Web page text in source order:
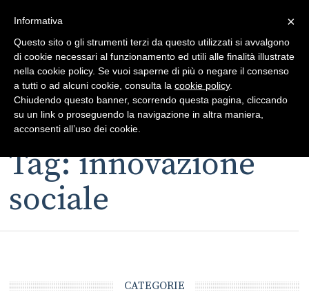
Toggle
Toggle
navigation
Tag: innovazione
sociale
CATEGORIE
×
Informativa
Questo sito o gli strumenti terzi da questo utilizzati si avvalgono
di cookie necessari al funzionamento ed utili alle finalità illustrate
nella cookie policy. Se vuoi saperne di più o negare il consenso
a tutti o ad alcuni cookie, consulta la cookie policy.
Chiudendo questo banner, scorrendo questa pagina, cliccando
su un link o proseguendo la navigazione in altra maniera,
acconsenti all’uso dei cookie.